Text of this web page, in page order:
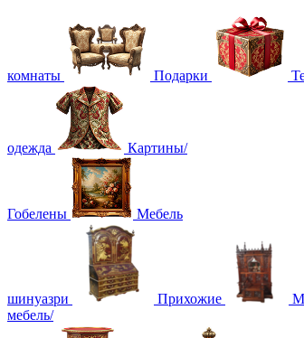
комнаты Подарки
одежда Картины/
Гобелены Мебель
шинуазри Прихожие
мебель/